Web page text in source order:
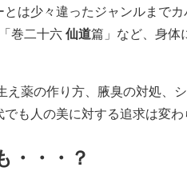
は少々違ったジャンルまでカ
巻二十六仙道篇」など、身体
え薬の作り方、腋臭の対処、
も人の美に対する追求は変わ
・・・？